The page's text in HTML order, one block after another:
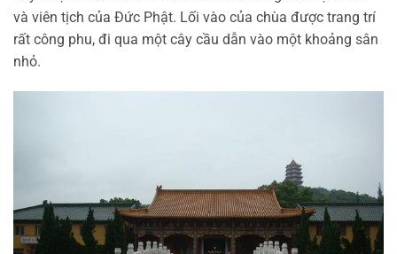
và viên tịch của Đức Phật. Lối vào của chùa được trang trí
rất công phu, đi qua một cây cầu dẫn vào một khoảng sân
nhỏ.